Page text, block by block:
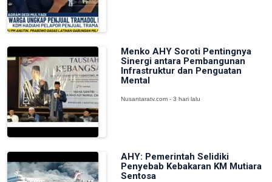
Menko AHY Soroti Pentingnya
Sinergi antara Pembangunan
Infrastruktur dan Penguatan
Mental
Nusantaratv.com - 3 hari lalu
AHY: Pemerintah Selidiki
Penyebab Kebakaran KM Mutiara
Sentosa